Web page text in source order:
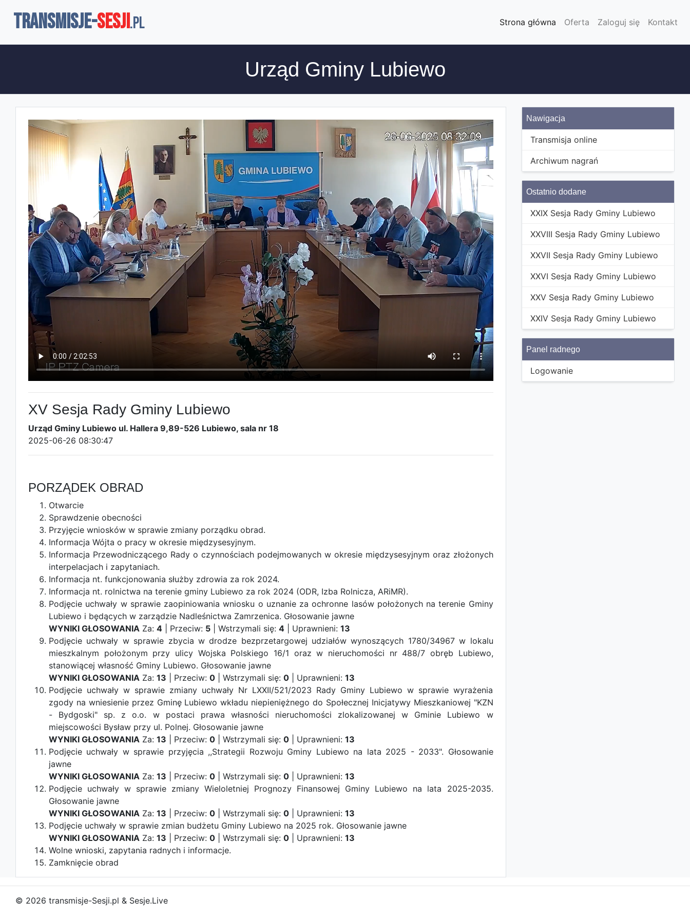
TRANSMISJE-SESJI.pl Strona główna Oferta Zaloguj się Kontakt
Urząd Gminy Lubiewo
XV Sesja Rady Gminy Lubiewo
Urząd Gminy Lubiewo ul. Hallera 9,89-526 Lubiewo, sala nr 18
2025-06-26 08:30:47
PORZĄDEK OBRAD
Otwarcie
Sprawdzenie obecności
Przyjęcie wniosków w sprawie zmiany porządku obrad.
Informacja Wójta o pracy w okresie międzysesyjnym.
Informacja Przewodniczącego Rady o czynnościach podejmowanych w okresie międzysesyjnym oraz złożonych
interpelacjach i zapytaniach.
Informacja nt. funkcjonowania służby zdrowia za rok 2024.
Informacja nt. rolnictwa na terenie gminy Lubiewo za rok 2024 (ODR, Izba Rolnicza, ARiMR).
Podjęcie uchwały w sprawie zaopiniowania wniosku o uznanie za ochronne lasów położonych na terenie Gminy
Lubiewo i będących w zarządzie Nadleśnictwa Zamrzenica. Głosowanie jawne
WYNIKI GŁOSOWANIA Za: 4 | Przeciw: 5 | Wstrzymali się: 4 | Uprawnieni: 13
Podjęcie uchwały w sprawie zbycia w drodze bezprzetargowej udziałów wynoszących 1780/34967 w lokalu
mieszkalnym położonym przy ulicy Wojska Polskiego 16/1 oraz w nieruchomości nr 488/7 obręb Lubiewo,
stanowiącej własność Gminy Lubiewo. Głosowanie jawne
WYNIKI GŁOSOWANIA Za: 13 | Przeciw: 0 | Wstrzymali się: 0 | Uprawnieni: 13
Podjęcie uchwały w sprawie zmiany uchwały Nr LXXII/521/2023 Rady Gminy Lubiewo w sprawie wyrażenia
zgody na wniesienie przez Gminę Lubiewo wkładu niepieniężnego do Społecznej Inicjatywy Mieszkaniowej "KZN
- Bydgoski" sp. z o.o. w postaci prawa własności nieruchomości zlokalizowanej w Gminie Lubiewo w
miejscowości Bysław przy ul. Polnej. Głosowanie jawne
WYNIKI GŁOSOWANIA Za: 13 | Przeciw: 0 | Wstrzymali się: 0 | Uprawnieni: 13
Podjęcie uchwały w sprawie przyjęcia ,,Strategii Rozwoju Gminy Lubiewo na lata 2025 - 2033". Głosowanie
jawne
WYNIKI GŁOSOWANIA Za: 13 | Przeciw: 0 | Wstrzymali się: 0 | Uprawnieni: 13
Podjęcie uchwały w sprawie zmiany Wieloletniej Prognozy Finansowej Gminy Lubiewo na lata 2025-2035.
Głosowanie jawne
WYNIKI GŁOSOWANIA Za: 13 | Przeciw: 0 | Wstrzymali się: 0 | Uprawnieni: 13
Podjęcie uchwały w sprawie zmian budżetu Gminy Lubiewo na 2025 rok. Głosowanie jawne
WYNIKI GŁOSOWANIA Za: 13 | Przeciw: 0 | Wstrzymali się: 0 | Uprawnieni: 13
Wolne wnioski, zapytania radnych i informacje.
Zamknięcie obrad
Nawigacja
Transmisja online
Archiwum nagrań
Ostatnio dodane
XXIX Sesja Rady Gminy Lubiewo
XXVIII Sesja Rady Gminy Lubiewo
XXVII Sesja Rady Gminy Lubiewo
XXVI Sesja Rady Gminy Lubiewo
XXV Sesja Rady Gminy Lubiewo
XXIV Sesja Rady Gminy Lubiewo
Panel radnego
Logowanie
© 2026 transmisje-Sesji.pl & Sesje.Live